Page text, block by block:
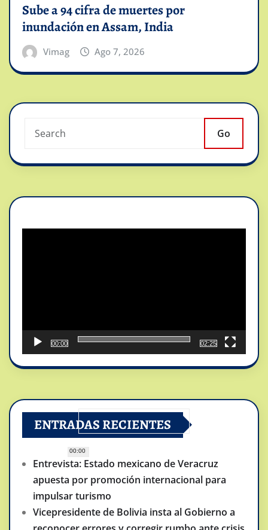
Sube a 94 cifra de muertes por
inundación en Assam, India
Vimag Ago 7, 2026
Go
00:00
00:00
02:25
ENTRADAS RECIENTES
Entrevista: Estado mexicano de Veracruz
apuesta por promoción internacional para
impulsar turismo
Vicepresidente de Bolivia insta al Gobierno a